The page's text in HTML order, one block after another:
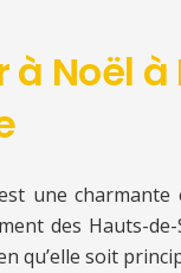
à Noël
une charmante
des Hauts-
qu’elle soit